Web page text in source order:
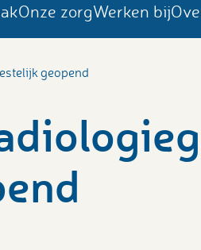
Onze zorgWerken bij
geopend